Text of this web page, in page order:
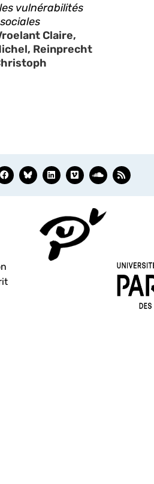
vulnérabilités
sociales
Claire,
Reinprecht